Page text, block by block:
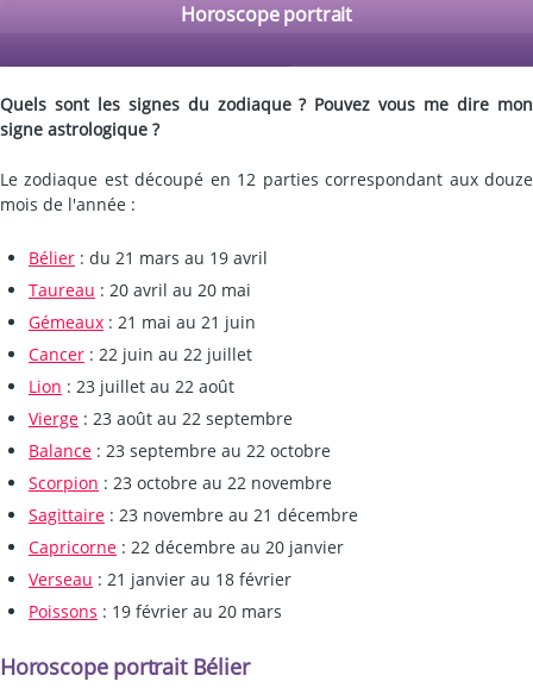
Horoscope portrait
Quels sont les signes du zodiaque ? Pouvez vous me dire mon
signe astrologique ?
Le zodiaque est découpé en 12 parties correspondant aux douze
mois de l'année :
Bélier : du 21 mars au 19 avril
Taureau : 20 avril au 20 mai
Gémeaux : 21 mai au 21 juin
Cancer : 22 juin au 22 juillet
Lion : 23 juillet au 22 août
Vierge : 23 août au 22 septembre
Balance : 23 septembre au 22 octobre
Scorpion : 23 octobre au 22 novembre
Sagittaire : 23 novembre au 21 décembre
Capricorne : 22 décembre au 20 janvier
Verseau : 21 janvier au 18 février
Poissons : 19 février au 20 mars
Horoscope portrait Bélier